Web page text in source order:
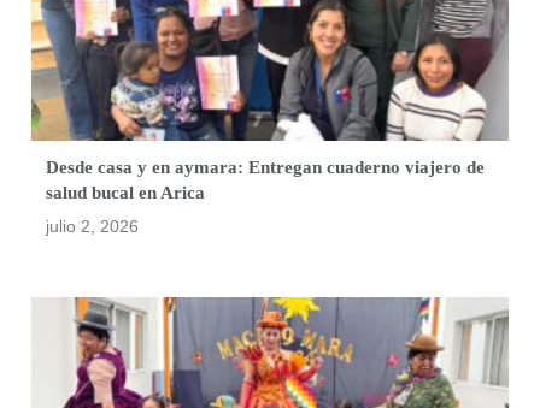
Desde casa y en aymara: Entregan cuaderno viajero de
salud bucal en Arica
julio 2, 2026